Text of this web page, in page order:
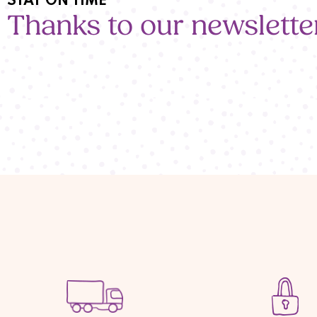
Thanks to our